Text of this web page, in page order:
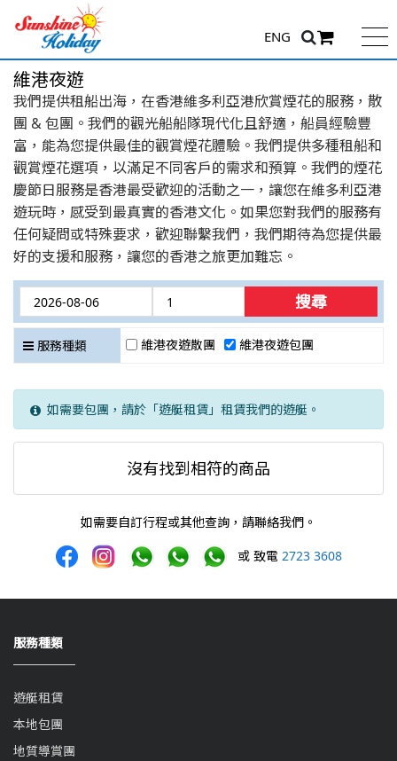
ENG
維港夜遊
我們提供租船出海，在香港維多利亞港欣賞煙花的服務，散
團 & 包團。我們的觀光船船隊現代化且舒適，船員經驗豐
富，能為您提供最佳的觀賞煙花體驗。我們提供多種租船和
觀賞煙花選項，以滿足不同客戶的需求和預算。我們的煙花
慶節日服務是香港最受歡迎的活動之一，讓您在維多利亞港
遊玩時，感受到最真實的香港文化。如果您對我們的服務有
任何疑問或特殊要求，歡迎聯繫我們，我們期待為您提供最
好的支援和服務，讓您的香港之旅更加難忘。
搜尋
服務種類 維港夜遊散團 維港夜遊包團
如需要包團，請於「遊艇租賃」租賃我們的遊艇。
沒有找到相符的商品
如需要自訂行程或其他查詢，請聯絡我們。
或 致電 2723 3608
服務種類
遊艇租賃
本地包團
地質導賞團